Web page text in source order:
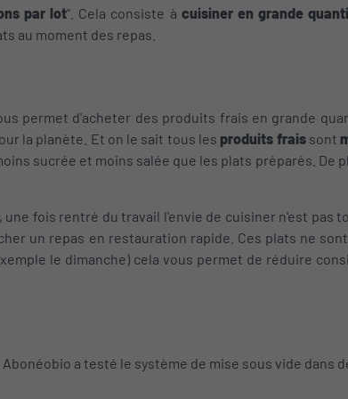
par lot". Cela consiste à cuisiner en grande
au moment des repas.
permet d'acheter des produits frais en grande
la planète. Et on le sait tous les produits fraissont
sucrée et moins salée que les plats préparés. De
une fois rentré du travail l'envie de cuisiner n'est pas
un repas en restauration rapide. Ces plats ne
le dimanche) cela vous permet de réduire
a testé le système de mise sous vide dans